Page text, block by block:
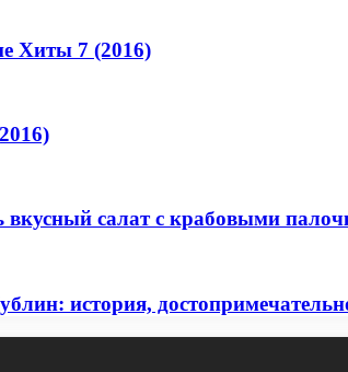
Хиты 7 (2016)
вкусный салат с крабовыми
история,